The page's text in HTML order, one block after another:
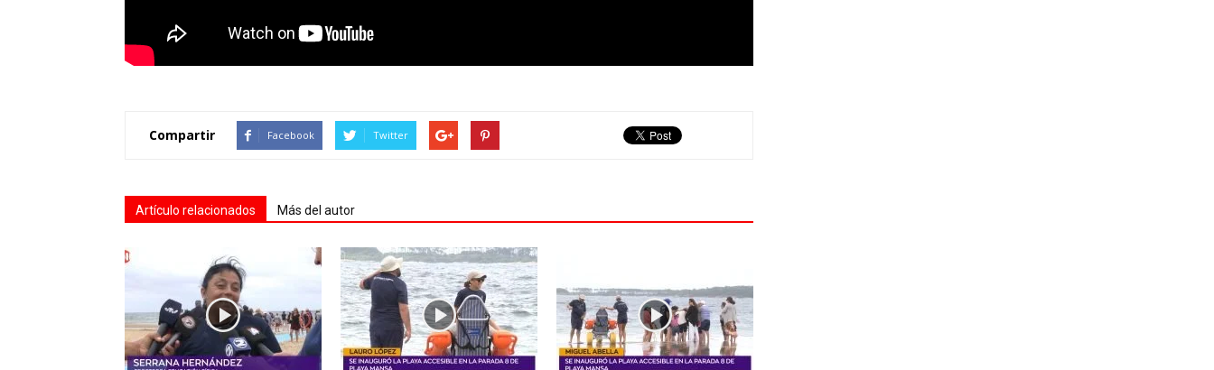
Compartir Facebook Twitter
Artículo relacionados Más del autor